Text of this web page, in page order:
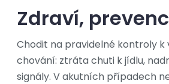
Zdraví,
Chodit na pravidelné kontroly
chování: ztráta chuti k jídlu,
signály. V akutních případech